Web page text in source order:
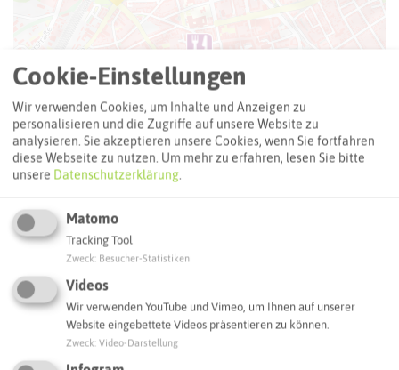
Adresse:
MUNDART
Bottroper Straße 17
Cookie-Einstellungen
Wir verwenden Cookies, um Inhalte und Anzeigen zu
personalisieren und die Zugriffe auf unsere Website zu
analysieren. Sie akzeptieren unsere Cookies, wenn Sie fortfahren
diese Webseite zu nutzen. Um mehr zu erfahren, lesen Sie bitte
unsere Datenschutzerklärung.
Matomo
Tracking Tool
Zweck Besucher-Statistiken
Videos
Wir verwenden YouTube und Vimeo, um Ihnen auf unserer
Website eingebettete Videos präsentieren zu können.
Zweck Video-Darstellung